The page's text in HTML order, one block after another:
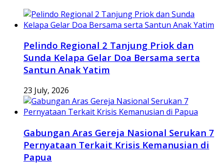
Pelindo Regional 2 Tanjung Priok dan
Sunda Kelapa Gelar Doa Bersama serta
Santun Anak Yatim
23 July, 2026
Gabungan Aras Gereja Nasional Serukan 7
Pernyataan Terkait Krisis Kemanusian di
Papua